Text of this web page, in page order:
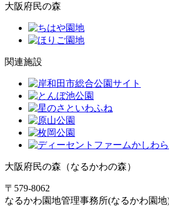
大阪府民の森
関連施設
大阪府民の森（なるかわの森）
〒579-8062
なるかわ園地管理事務所(なるかわ園地